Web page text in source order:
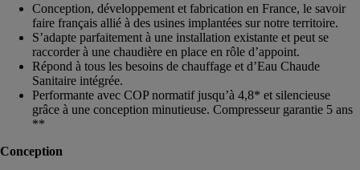
Conception, développement et fabrication en France, le savoir
faire français allié à des usines implantées sur notre territoire.
S’adapte parfaitement à une installation existante et peut se
raccorder à une chaudière en place en rôle d’appoint.
Répond à tous les besoins de chauffage et d’Eau Chaude
Sanitaire intégrée.
Performante avec COP normatif jusqu’à 4,8* et silencieuse
grâce à une conception minutieuse. Compresseur garantie 5 ans
**
Conception